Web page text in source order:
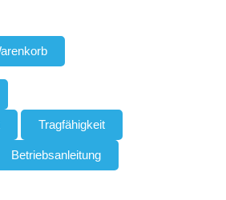
Tragfähigkeit
Betriebsanleitung